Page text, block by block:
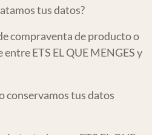
tus datos?
compraventa de producto o
ETS EL QUE MENGES y
conservamos tus datos